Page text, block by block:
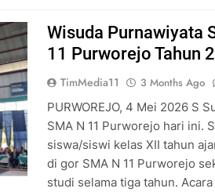
Wisuda Purnawiyata
11 Purworejo Tahun
TimMedia11 3 Months Ago
PURWOREJO, 4 Mei 2026 S
SMA N 11 Purworejo hari ini.
siswa/siswi kelas XII tahun
di gor SMA N 11 Purworejo
studi selama tiga tahun.